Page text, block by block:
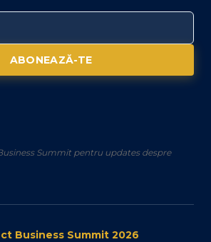
ABONEAZĂ-TE
Summit pentru updates despre
Business Summit 2026